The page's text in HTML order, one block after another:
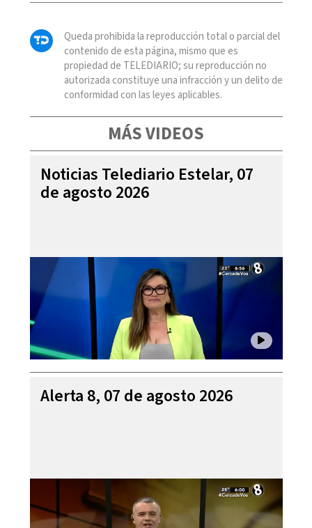
Queda prohibida la reproducción total o parcial del
contenido de esta página, mismo que es
propiedad de TELEDIARIO; su reproducción no
autorizada constituye una infracción y un delito de
conformidad con las leyes aplicables.
MÁS VIDEOS
Noticias Telediario Estelar, 07
de agosto 2026
Alerta 8, 07 de agosto 2026